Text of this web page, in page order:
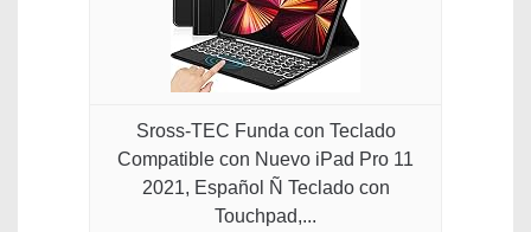
Sross-TEC Funda con Teclado
Compatible con Nuevo iPad Pro 11
2021, Español Ñ Teclado con
Touchpad,...